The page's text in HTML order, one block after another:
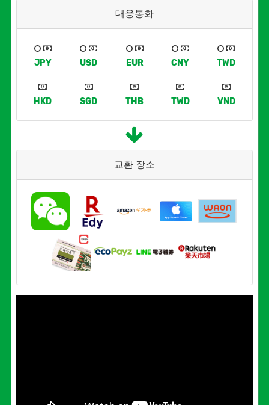
대응통화
JPY USD EUR CNY TWD
HKD SGD THB TWD VND
교환 장소